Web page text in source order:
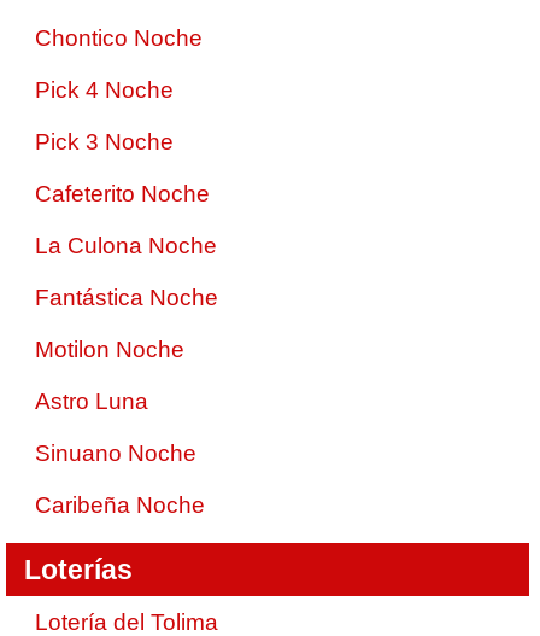
Chontico Noche
Pick 4 Noche
Pick 3 Noche
Cafeterito Noche
La Culona Noche
Fantástica Noche
Motilon Noche
Astro Luna
Sinuano Noche
Caribeña Noche
Loterías
Lotería del Tolima